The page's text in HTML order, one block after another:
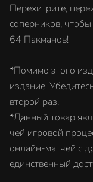
Перехитрите,
соперников,
64 Пакманов!
*Помимо этого
издание.
второй раз.
*Данный товар
чей игровой
онлайн-матчей с
единственный